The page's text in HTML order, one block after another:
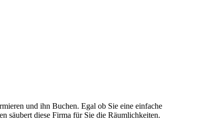
und ihn Buchen. Egal ob Sie eine einfache
säubert diese Firma für Sie die Räumlichkeiten.